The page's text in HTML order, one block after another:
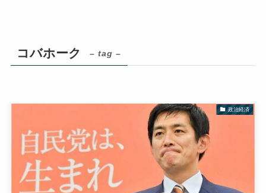
コバホーク – tag –
政治経済